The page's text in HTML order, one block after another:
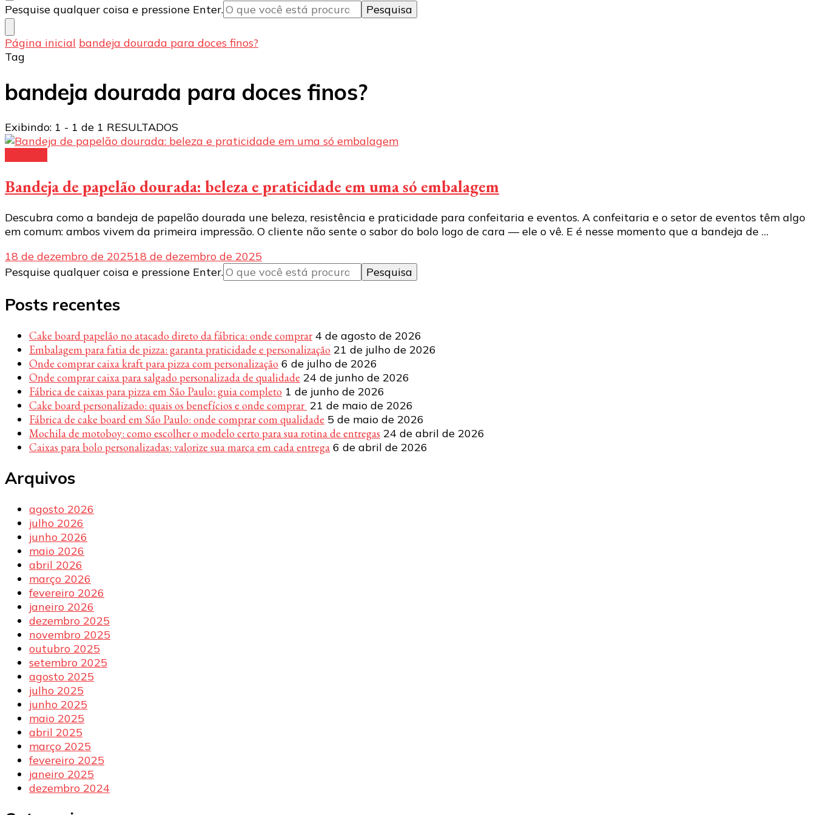
Procurando
algo?
Pesquise qualquer coisa e pressione Enter.
Página inicial bandeja dourada para doces finos?
Tag
bandeja dourada para doces finos?
Exibindo: 1 - 1 de 1 RESULTADOS
Bandeja de papelão dourada: beleza e praticidade em uma só embalagem
Descubra como a bandeja de papelão dourada une beleza, resistência e praticidade para confeitaria e eventos. A confeitaria e o setor de eventos têm algo
em comum: ambos vivem da primeira impressão. O cliente não sente o sabor do bolo logo de cara — ele o vê. E é nesse momento que a bandeja de …
18 de dezembro de 202518 de dezembro de 2025
Procurando
Pesquise qualquer coisa e pressione Enter.
Posts recentes
Cake board papelão no atacado direto da fábrica: onde comprar 4 de agosto de 2026
Embalagem para fatia de pizza: garanta praticidade e personalização 21 de julho de 2026
Onde comprar caixa kraft para pizza com personalização 6 de julho de 2026
Onde comprar caixa para salgado personalizada de qualidade 24 de junho de 2026
Fábrica de caixas para pizza em São Paulo: guia completo 1 de junho de 2026
Cake board personalizado: quais os benefícios e onde comprar 21 de maio de 2026
Fábrica de cake board em São Paulo: onde comprar com qualidade 5 de maio de 2026
Mochila de motoboy: como escolher o modelo certo para sua rotina de entregas 24 de abril de 2026
Caixas para bolo personalizadas: valorize sua marca em cada entrega 6 de abril de 2026
Arquivos
agosto 2026
julho 2026
junho 2026
maio 2026
abril 2026
março 2026
fevereiro 2026
janeiro 2026
dezembro 2025
novembro 2025
outubro 2025
setembro 2025
agosto 2025
julho 2025
junho 2025
maio 2025
abril 2025
março 2025
fevereiro 2025
janeiro 2025
dezembro 2024